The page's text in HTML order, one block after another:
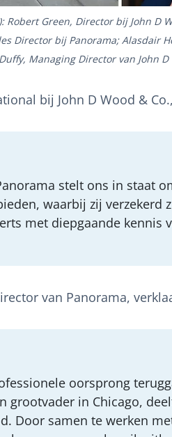
Green, Director bij John D
Director bij Panorama; Alasdair
Managing Director van John D
bij John D Wood &
stelt ons in staat
waarbij zij verzekerd
met diepgaande kennis
van Panorama,
oorsprong
grootvader in Chicago,
Door samen te werken